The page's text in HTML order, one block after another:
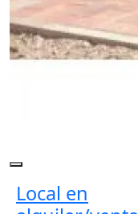
Local en